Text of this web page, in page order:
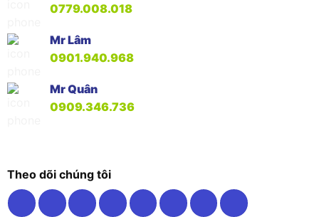
0779.008.018
Mr Lâm
0901.940.968
Mr Quân
0909.346.736
Theo dõi chúng tôi